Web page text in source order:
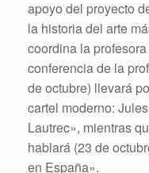
apoyo del proyecto
la historia del arte
coordina la
conferencia de la
de octubre) llevará
cartel moderno:
Lautrec», mientras
hablará (23 de
en España».